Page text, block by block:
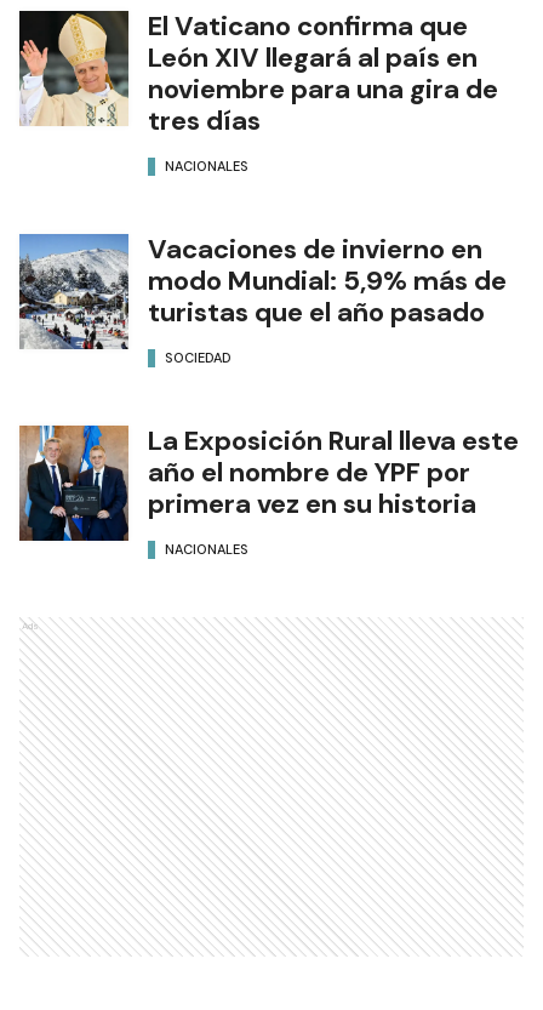
El Vaticano confirma que
León XIV llegará al país en
noviembre para una gira de
tres días
NACIONALES
Vacaciones de invierno en
modo Mundial: 5,9% más de
turistas que el año pasado
SOCIEDAD
La Exposición Rural lleva este
año el nombre de YPF por
primera vez en su historia
NACIONALES
Ads